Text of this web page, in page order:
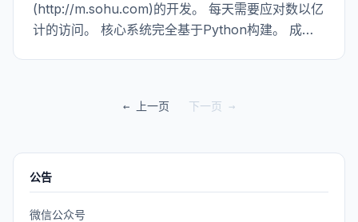
(http://m.sohu.com)的开发。 每天需要应对数以亿
计的访问。 核心系统完全基于Python构建。 成员
← 上一页 下一页 →
公告
微信公众号